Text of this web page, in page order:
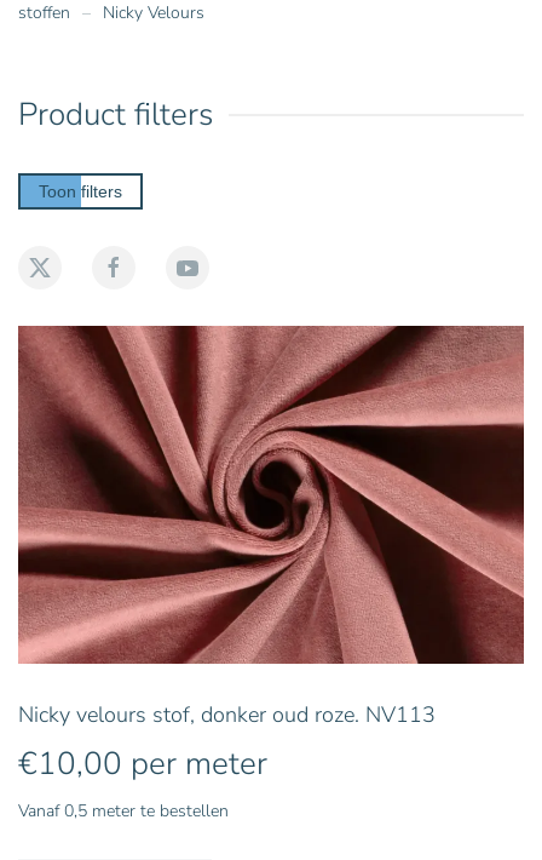
stoffen
Nicky Velours
Product filters
Toon filters
Nicky velours stof, donker oud roze. NV113
€10,00 per meter
Vanaf 0,5 meter te bestellen